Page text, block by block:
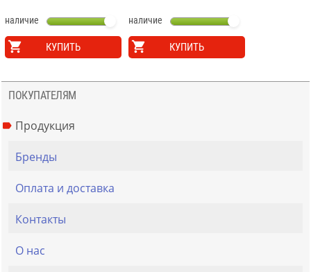
наличие
КУПИТЬ
наличие
КУПИТЬ
ПОКУПАТЕЛЯМ
Продукция
Бренды
Оплата и доставка
Контакты
О нас